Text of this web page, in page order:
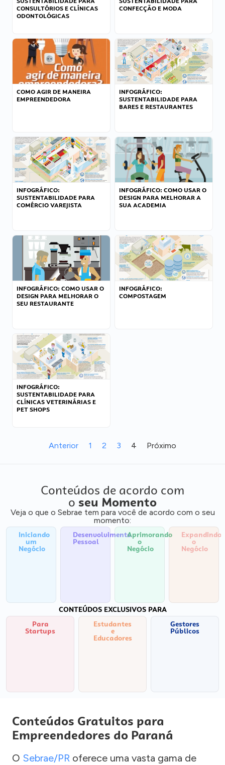
CONSULTÓRIOS E CLÍNICAS
ODONTOLÓGICAS
CONFECÇÃO E MODA
COMO AGIR DE MANEIRA
EMPREENDEDORA
INFOGRÁFICO:
SUSTENTABILIDADE PARA
BARES E RESTAURANTES
INFOGRÁFICO:
SUSTENTABILIDADE PARA
COMÉRCIO VAREJISTA
INFOGRÁFICO: COMO USAR O
DESIGN PARA MELHORAR A
SUA ACADEMIA
INFOGRÁFICO: COMO USAR O
DESIGN PARA MELHORAR O
SEU RESTAURANTE
INFOGRÁFICO:
COMPOSTAGEM
INFOGRÁFICO:
SUSTENTABILIDADE PARA
CLÍNICAS VETERINÁRIAS E
PET SHOPS
Anterior 1 2 3 4 Próximo
Conteúdos de acordo com
o seu Momento
Veja o que o Sebrae tem para você de acordo com o seu
momento:
Iniciando
um
Negócio
Desenvolvimento
Pessoal
Aprimorando
o
Negócio
Expandindo
o
Negócio
CONTEÚDOS EXCLUSIVOS PARA
Para
Startups
Estudantes
e
Educadores
Gestores
Públicos
Conteúdos Gratuitos para
Empreendedores do Paraná
O Sebrae/PR oferece uma vasta gama de